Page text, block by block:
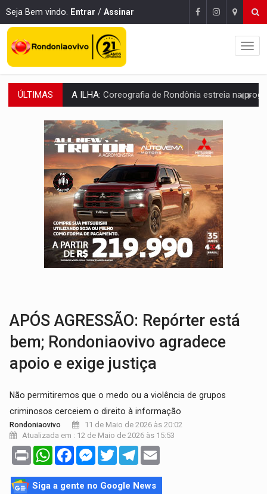
Seja Bem vindo. Entrar / Assinar
ÚLTIMAS ELEIÇÕES 2026:Sgt. Mouza esclarece 'erro de digitação' em declaração de
JUDICIÁRIO:Sinjur parabeniza servidores pelo adicional de incentivo com
Publicação Legal: AVISO DE LICITAÇÃO: Pregão Eletrônico Nº 12/2026
BR-364:Polícia apreende mais de uma tonelada de drogas em fundo
EMOCIONE:PRESENTES: Confira os sorteados na promoção
VOVÔ LADRÃO:Idoso é filmado furtando bicicleta na frente
JUSTIÇA:Comarca de Nova Mamoré terá seu primeiro
ADAILTON FÚRIA:Assessoria denuncia suposto ataque com perfis
Coreografia de Rondônia estreia na programação do Festival de
APÓS AGRESSÃO: Repórter está
bem; Rondoniaovivo agradece
apoio e exige justiça
Não permitiremos que o medo ou a violência de grupos
criminosos cerceiem o direito à informação
Rondoniaovivo
11 de Maio de 2026 às 20:02
Atualizada em : 12 de Maio de 2026 às 15:53
Print WhatsAppFacebookMessenger
TwitterTelegram
Siga a gente no Google News